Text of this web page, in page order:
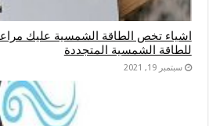
اشياء تخص الطاقة الشمسية عليك
للطاقة الشمسية المتجددة
سبتمبر 19, 2021